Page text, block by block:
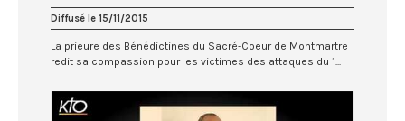
Diffusé le 15/11/2015
La prieure des Bénédictines du Sacré-Coeur de Montmartre
redit sa compassion pour les victimes des attaques du 1...